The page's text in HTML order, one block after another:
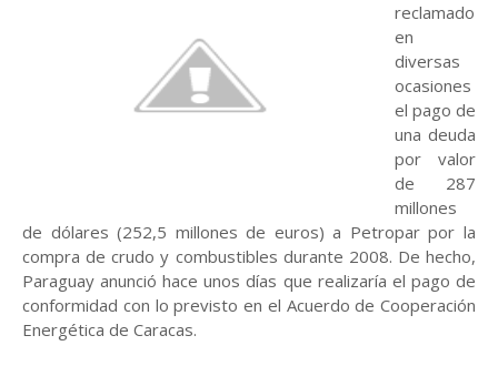
reclamado
en
diversas
ocasiones
el pago de
una deuda
por valor
de 287
millones
de dólares (252,5 millones de euros) a Petropar por la
compra de crudo y combustibles durante 2008. De hecho,
Paraguay anunció hace unos días que realizaría el pago de
conformidad con lo previsto en el Acuerdo de Cooperación
Energética de Caracas.